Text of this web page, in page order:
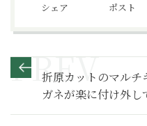
シェア ポスト
折原カットのマルチ
ガネが楽に付け外し